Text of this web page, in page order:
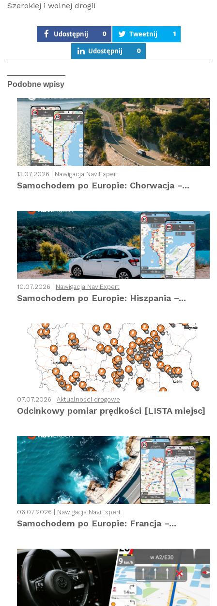
Szerokiej i wolnej drogi!
Udostępnij 0 Tweetnij 1
Udostępnij 0
Podobne wpisy
13.07.2026 | Nawigacja NaviExpert
Samochodem po Europie: Chorwacja –...
10.07.2026 | Nawigacja NaviExpert
Samochodem po Europie: Hiszpania –...
07.07.2026 | Aktualności drogowe
Odcinkowy pomiar prędkości [LISTA miejsc]
06.07.2026 | Nawigacja NaviExpert
Samochodem po Europie: Francja –...